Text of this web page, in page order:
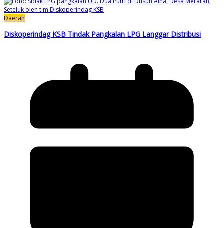
Daerah
Diskoperindag KSB Tindak Pangkalan LPG Langgar Distribusi